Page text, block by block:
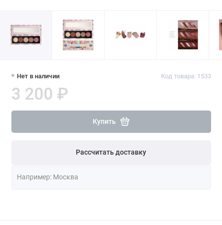
Нет в наличии Код товара: 1533
3 200 ₽
Купить
Рассчитать доставку